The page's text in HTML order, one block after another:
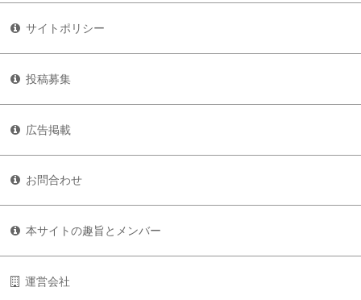
サイトポリシー
投稿募集
広告掲載
お問合わせ
本サイトの趣旨とメンバー
運営会社